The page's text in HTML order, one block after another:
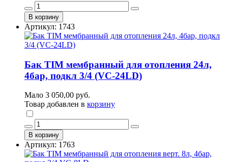
В корзину
Артикул: 1743
Бак TIM мембранный для отопления 24л,
4бар, подкл 3/4 (VC-24LD)
Мало 3 050,00 руб.
Товар добавлен в корзину
В корзину
Артикул: 1763